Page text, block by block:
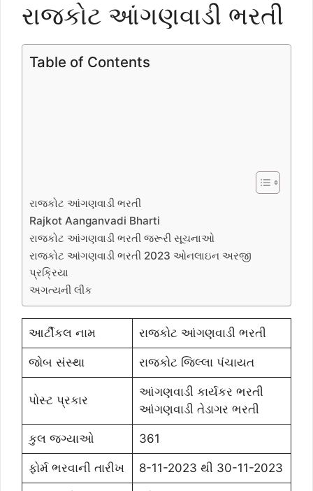
રાજકોટ આંગણવાડી ભરતી
Table of Contents
રાજકોટ આંગણવાડી ભરતી
Rajkot Aanganvadi Bharti
રાજકોટ આંગણવાડી ભરતી જરૂરી સૂચનાઓ
રાજકોટ આંગણવાડી ભરતી 2023 ઓનલાઇન અરજી
પ્રક્રિયા
અગત્યની લીંક
આર્ટીકલ નામ રાજકોટ આંગણવાડી ભરતી
જોબ સંસ્થા રાજકોટ જિલ્લા પંચાયત
પોસ્ટ પ્રકાર
આંગણવાડી કાર્યકર ભરતી
આંગણવાડી તેડાગર ભરતી
કુલ જગ્યાઓ 361
ફોર્મ ભરવાની તારીખ 8-11-2023 થી 30-11-2023